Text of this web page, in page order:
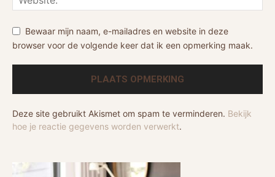
Bewaar mijn naam, e-mailadres en website in deze
browser voor de volgende keer dat ik een opmerking maak.
Deze site gebruikt Akismet om spam te verminderen. Bekijk
hoe je reactie gegevens worden verwerkt.